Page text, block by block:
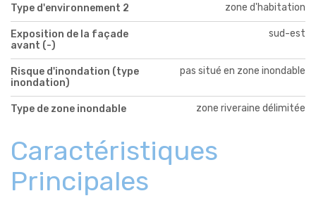
Type d'environnement 2 zone d'habitation
Exposition de la façade
avant (-)
sud-est
Risque d'inondation (type
inondation)
pas situé en zone inondable
Type de zone inondable zone riveraine délimitée
Caractéristiques
Principales